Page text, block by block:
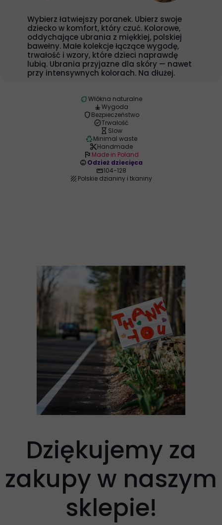
Wybierz łatwiejszy poranek. Ubierz swoje
dziecko w komfort, który czuć. Kolorowe,
oddychające ubrania z miękkiej, polskiej
bawełny. Małe kolekcje łączące wygodę,
trwałość i wzory, które dzieci naprawdę
lubią. Ubrania przyjazne dla skóry — nawet
przy intensywnych kolorach. Na dłużej.
ecoWłókna naturalne
self_improvementWygoda
shieldBezpieczeństwo
verifiedTrwałość
hourglass_empty Slow
recyclingMinimal waste
content_cutHandmade
flag Made in Poland
child_careOdzież dziecięca
straighten104-128
texture Polskie dzianiny i tkaniny
Dziękujemy za
zakupy w naszym
sklepie!